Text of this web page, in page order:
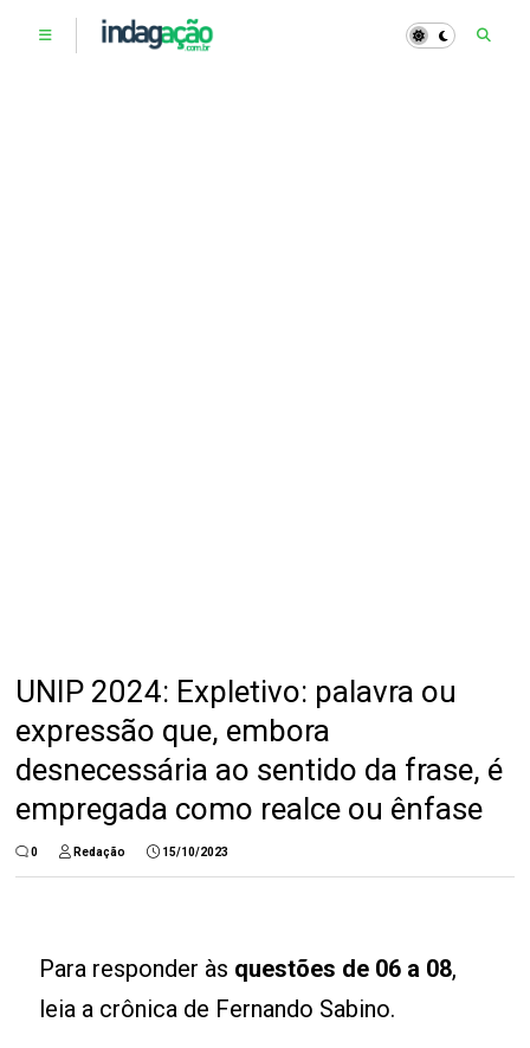
UNIP 2024: Expletivo: palavra ou
expressão que, embora
desnecessária ao sentido da frase, é
empregada como realce ou ênfase
0 Redação 15/10/2023
Para responder às questões de 06 a 08,
leia a crônica de Fernando Sabino.